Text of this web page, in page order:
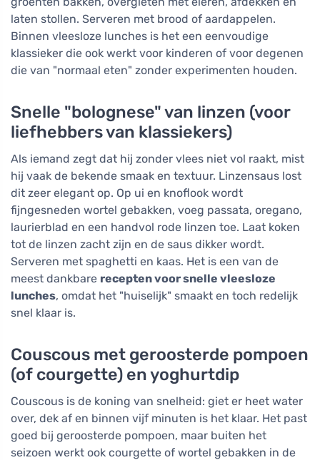
laten stollen. Serveren met brood of aardappelen.
Binnen vleesloze lunches is het een eenvoudige
klassieker die ook werkt voor kinderen of voor degenen
die van "normaal eten" zonder experimenten houden.
Snelle "bolognese" van linzen (voor
liefhebbers van klassiekers)
Als iemand zegt dat hij zonder vlees niet vol raakt, mist
hij vaak de bekende smaak en textuur. Linzensaus lost
dit zeer elegant op. Op ui en knoflook wordt
fijngesneden wortel gebakken, voeg passata, oregano,
laurierblad en een handvol rode linzen toe. Laat koken
tot de linzen zacht zijn en de saus dikker wordt.
Serveren met spaghetti en kaas. Het is een van de
meest dankbare recepten voor snelle vleesloze
lunches, omdat het "huiselijk" smaakt en toch redelijk
snel klaar is.
Couscous met geroosterde pompoen
(of courgette) en yoghurtdip
Couscous is de koning van snelheid: giet er heet water
over, dek af en binnen vijf minuten is het klaar. Het past
goed bij geroosterde pompoen, maar buiten het
seizoen werkt ook courgette of wortel gebakken in de